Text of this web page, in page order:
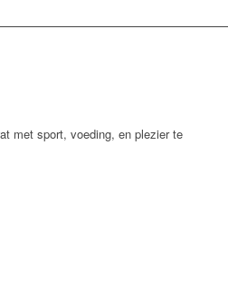
met sport, voeding, en plezier te